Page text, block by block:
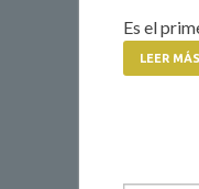
Es el
LEER MÁS